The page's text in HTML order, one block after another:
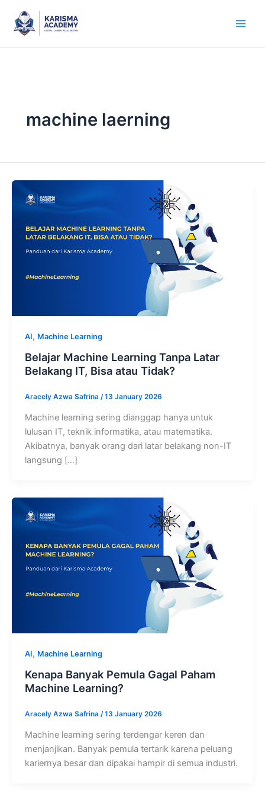
content
machine laerning
AI, Machine Learning
Belajar Machine Learning Tanpa Latar
Belakang IT, Bisa atau Tidak?
Aracely Azwa Safrina /13 January 2026
Machine learning sering dianggap hanya untuk
lulusan IT, teknik informatika, atau matematika.
Akibatnya, banyak orang dari latar belakang non-IT
langsung […]
AI, Machine Learning
Kenapa Banyak Pemula Gagal Paham
Machine Learning?
Aracely Azwa Safrina /13 January 2026
Machine learning sering terdengar keren dan
menjanjikan. Banyak pemula tertarik karena peluang
kariernya besar dan dipakai hampir di semua industri.